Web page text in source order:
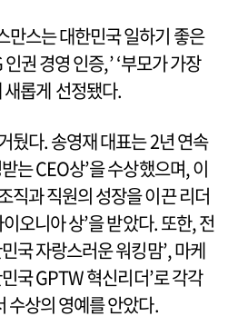
만스는 대한민국 일하기 좋은
권 경영 인증,’ ‘부모가 가장
새롭게 선정됐다.
뒀다. 송영재 대표는 2년 연속
는 CEO상’을 수상했으며, 이
직과 직원의 성장을 이끈 리더
오니아 상’을 받았다. 또한, 전
국 자랑스러운 워킹맘’, 마케
국 GPTW 혁신리더’로 각각
수상의 영예를 안았다.